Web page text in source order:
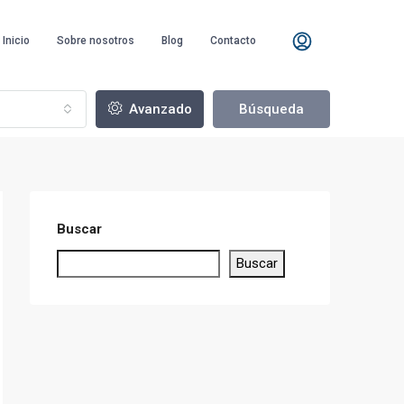
Inicio Sobre nosotros Blog Contacto
Avanzado Búsqueda
Buscar
Buscar